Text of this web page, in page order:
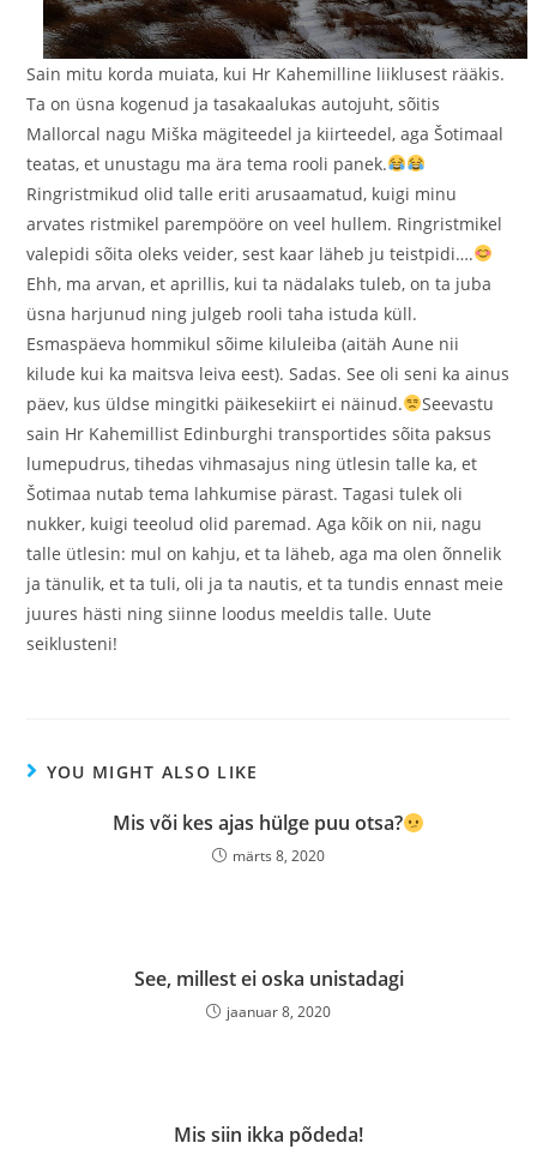
Sain mitu korda muiata, kui Hr Kahemilline liiklusest rääkis.
Ta on üsna kogenud ja tasakaalukas autojuht, sõitis
Mallorcal nagu Miška mägiteedel ja kiirteedel, aga Šotimaal
teatas, et unustagu ma ära tema rooli panek.
Ringristmikud olid talle eriti arusaamatud, kuigi minu
arvates ristmikel parempööre on veel hullem. Ringristmikel
valepidi sõita oleks veider, sest kaar läheb ju teistpidi….
Ehh, ma arvan, et aprillis, kui ta nädalaks tuleb, on ta juba
üsna harjunud ning julgeb rooli taha istuda küll.
Esmaspäeva hommikul sõime kiluleiba (aitäh Aune nii
kilude kui ka maitsva leiva eest). Sadas. See oli seni ka ainus
päev, kus üldse mingitki päikesekiirt ei näinud.
Seevastu
sain Hr Kahemillist Edinburghi transportides sõita paksus
lumepudrus, tihedas vihmasajus ning ütlesin talle ka, et
Šotimaa nutab tema lahkumise pärast. Tagasi tulek oli
nukker, kuigi teeolud olid paremad. Aga kõik on nii, nagu
talle ütlesin: mul on kahju, et ta läheb, aga ma olen õnnelik
ja tänulik, et ta tuli, oli ja ta nautis, et ta tundis ennast meie
juures hästi ning siinne loodus meeldis talle. Uute
seiklusteni!
YOU MIGHT ALSO LIKE
Mis või kes ajas hülge puu otsa?
märts 8, 2020
See, millest ei oska unistadagi
jaanuar 8, 2020
Mis siin ikka põdeda!